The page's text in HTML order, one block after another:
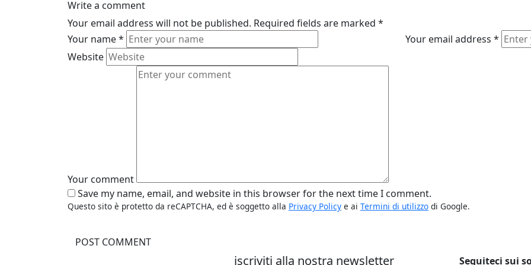
Write a comment
Your email address will not be published. Required fields are marked *
Your name* Your email address *
Website
Your comment
Save my name, email, and website in this browser for the next time I comment.
Questo sito è protetto da reCAPTCHA, ed è soggetto alla Privacy Policy e ai Termini di utilizzo di Google.
iscriviti alla nostra newsletter Seguiteci sui